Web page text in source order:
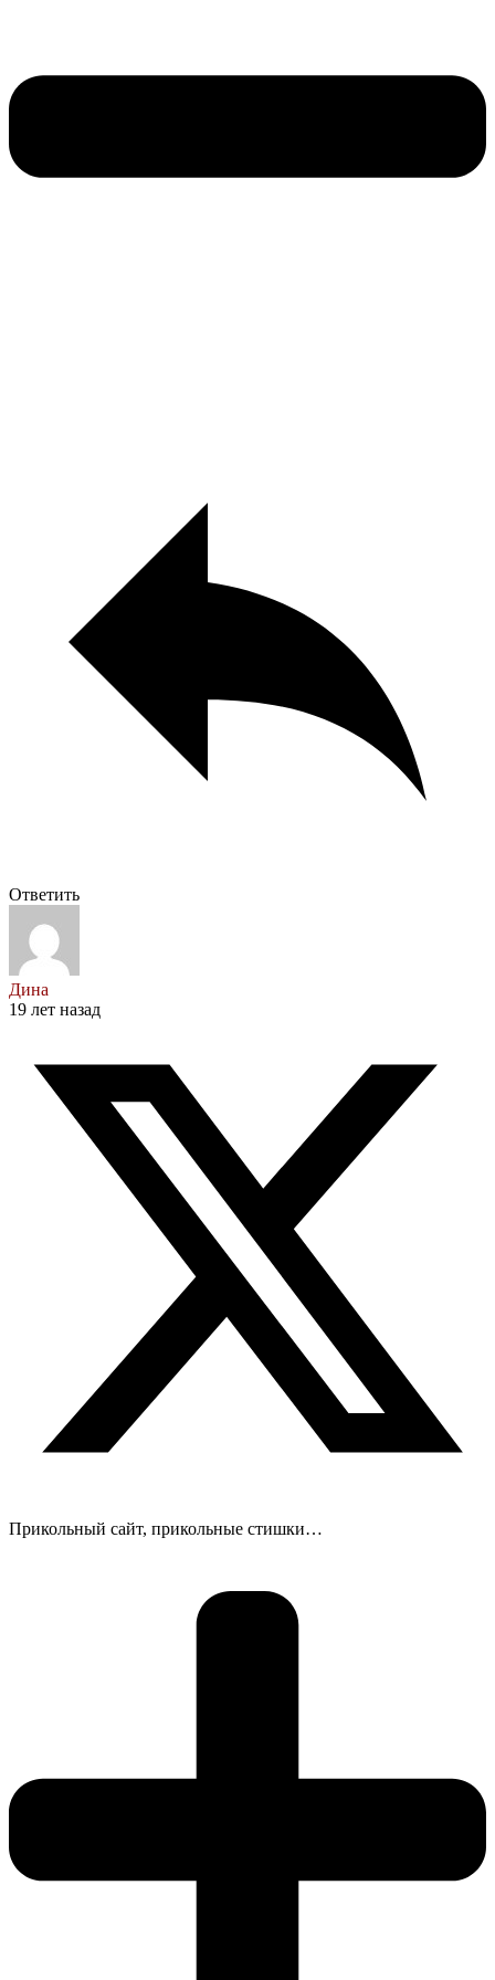
Ответить
Дина
19 лет назад
Прикольный сайт, прикольные стишки…